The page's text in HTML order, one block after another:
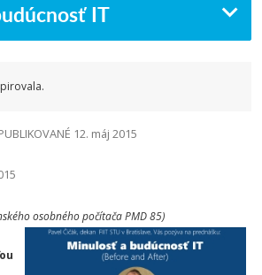
IT
12. máj 2015
osobného počítača PMD 85)